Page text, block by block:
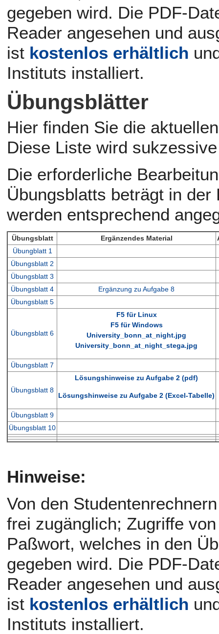
gegeben wird. Die PDF-
Reader angesehen und
ist kostenlos erhältlich
Instituts installiert.
Übungsblätter
Hier finden Sie die
Diese Liste wird
Die erforderliche
Übungsblatts beträgt in
werden entsprechend
Übungsblatt Ergänzendes Material
Übungblatt 1
Übungsblatt 2
Übungsblatt 3
Übungsblatt 4
Ergänzung zu Aufgabe 8
Übungsblatt 5
Übungsblatt 6
F5 für Linux
F5 für Windows
University_bonn_at_night.jpg
University_bonn_at_night_stega.jpg
Übungsblatt 7
Übungsblatt 8
Lösungshinweise zu Aufgabe 2 (pdf)
Lösungshinweise zu Aufgabe 2 (Excel-Tabelle)
Übungsblatt 9
Übungsblatt 10
Hinweise:
Von den
frei zugänglich; Zugriffe
Paßwort, welches in den
gegeben wird. Die PDF-
Reader angesehen und
ist kostenlos erhältlich
Instituts installiert.